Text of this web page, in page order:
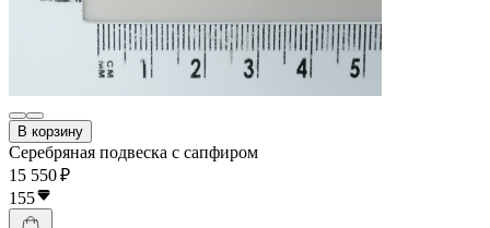
В корзину
Серебряная подвеска с сапфиром
15 550 ₽
155